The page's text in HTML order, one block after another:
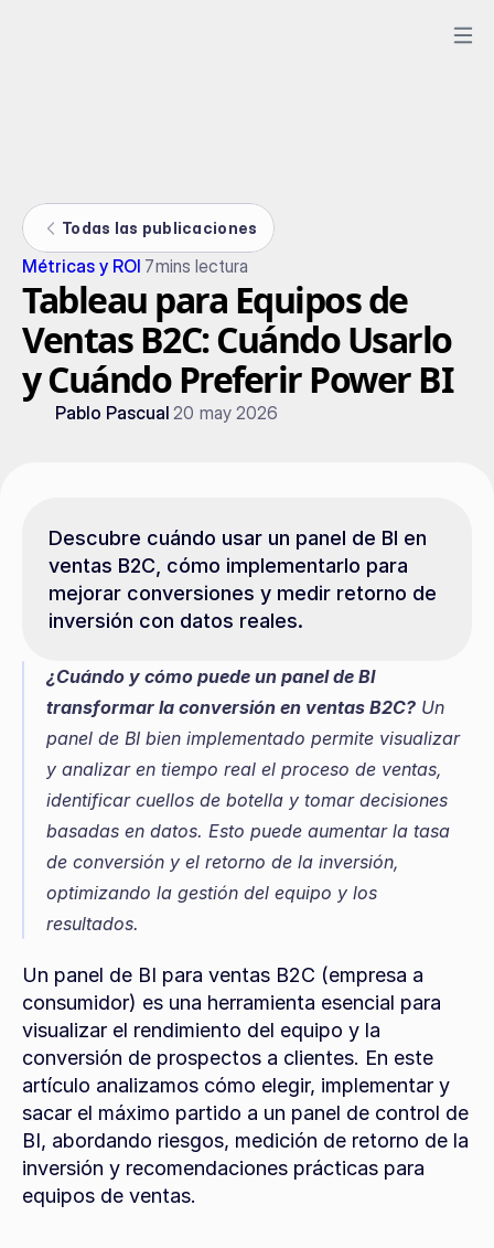
Todas las publicaciones
Métricas y ROI 7mins lectura
Tableau para Equipos de
Ventas B2C: Cuándo Usarlo
y Cuándo Preferir Power BI
Pablo Pascual 20 may 2026
Descubre cuándo usar un panel de BI en
ventas B2C, cómo implementarlo para
mejorar conversiones y medir retorno de
inversión con datos reales.
¿Cuándo y cómo puede un panel de BI
transformar la conversión en ventas B2C? Un
panel de BI bien implementado permite visualizar
y analizar en tiempo real el proceso de ventas,
identificar cuellos de botella y tomar decisiones
basadas en datos. Esto puede aumentar la tasa
de conversión y el retorno de la inversión,
optimizando la gestión del equipo y los
resultados.
Un panel de BI para ventas B2C (empresa a
consumidor) es una herramienta esencial para
visualizar el rendimiento del equipo y la
conversión de prospectos a clientes. En este
artículo analizamos cómo elegir, implementar y
sacar el máximo partido a un panel de control de
BI, abordando riesgos, medición de retorno de la
inversión y recomendaciones prácticas para
equipos de ventas.